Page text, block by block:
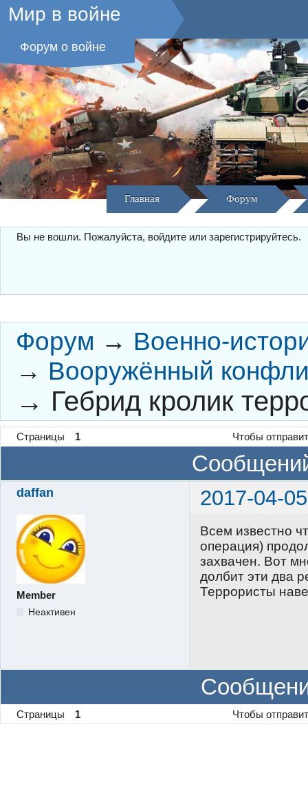
Мир в войне
Форум о войне
Главная Форум
Вы не вошли. Пожалуйста, войдите или зарегистрируйтесь.
Форум → Военно-
→ Вооружённый
→ Гебрид кролик
Страницы 1 Чтобы
daffan 2017-04-
Member
Неактивен
Всем известно
операция)
захвачен. Вот
долбит эти два
Террористы
Страницы 1 Чтобы